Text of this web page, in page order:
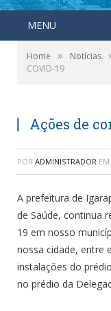
MENU
Home » Notícias
COVID-19
Ações de
POR ADMINISTRADOR EM
A prefeitura de
de Saúde, continua
19 em nosso
nossa cidade, entre
instalações do
no prédio da